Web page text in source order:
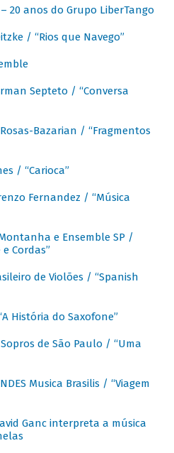
20 anos do Grupo LiberTango
/ “Rios que Navego”
Septeto / “Conversa
Bazarian / “Fragmentos
/ “Carioca”
Fernandez / “Música
e Ensemble SP /
Cordas”
de Violões / “Spanish
História do Saxofone”
de São Paulo / “Uma
Musica Brasilis / “Viagem
Ganc interpreta a música